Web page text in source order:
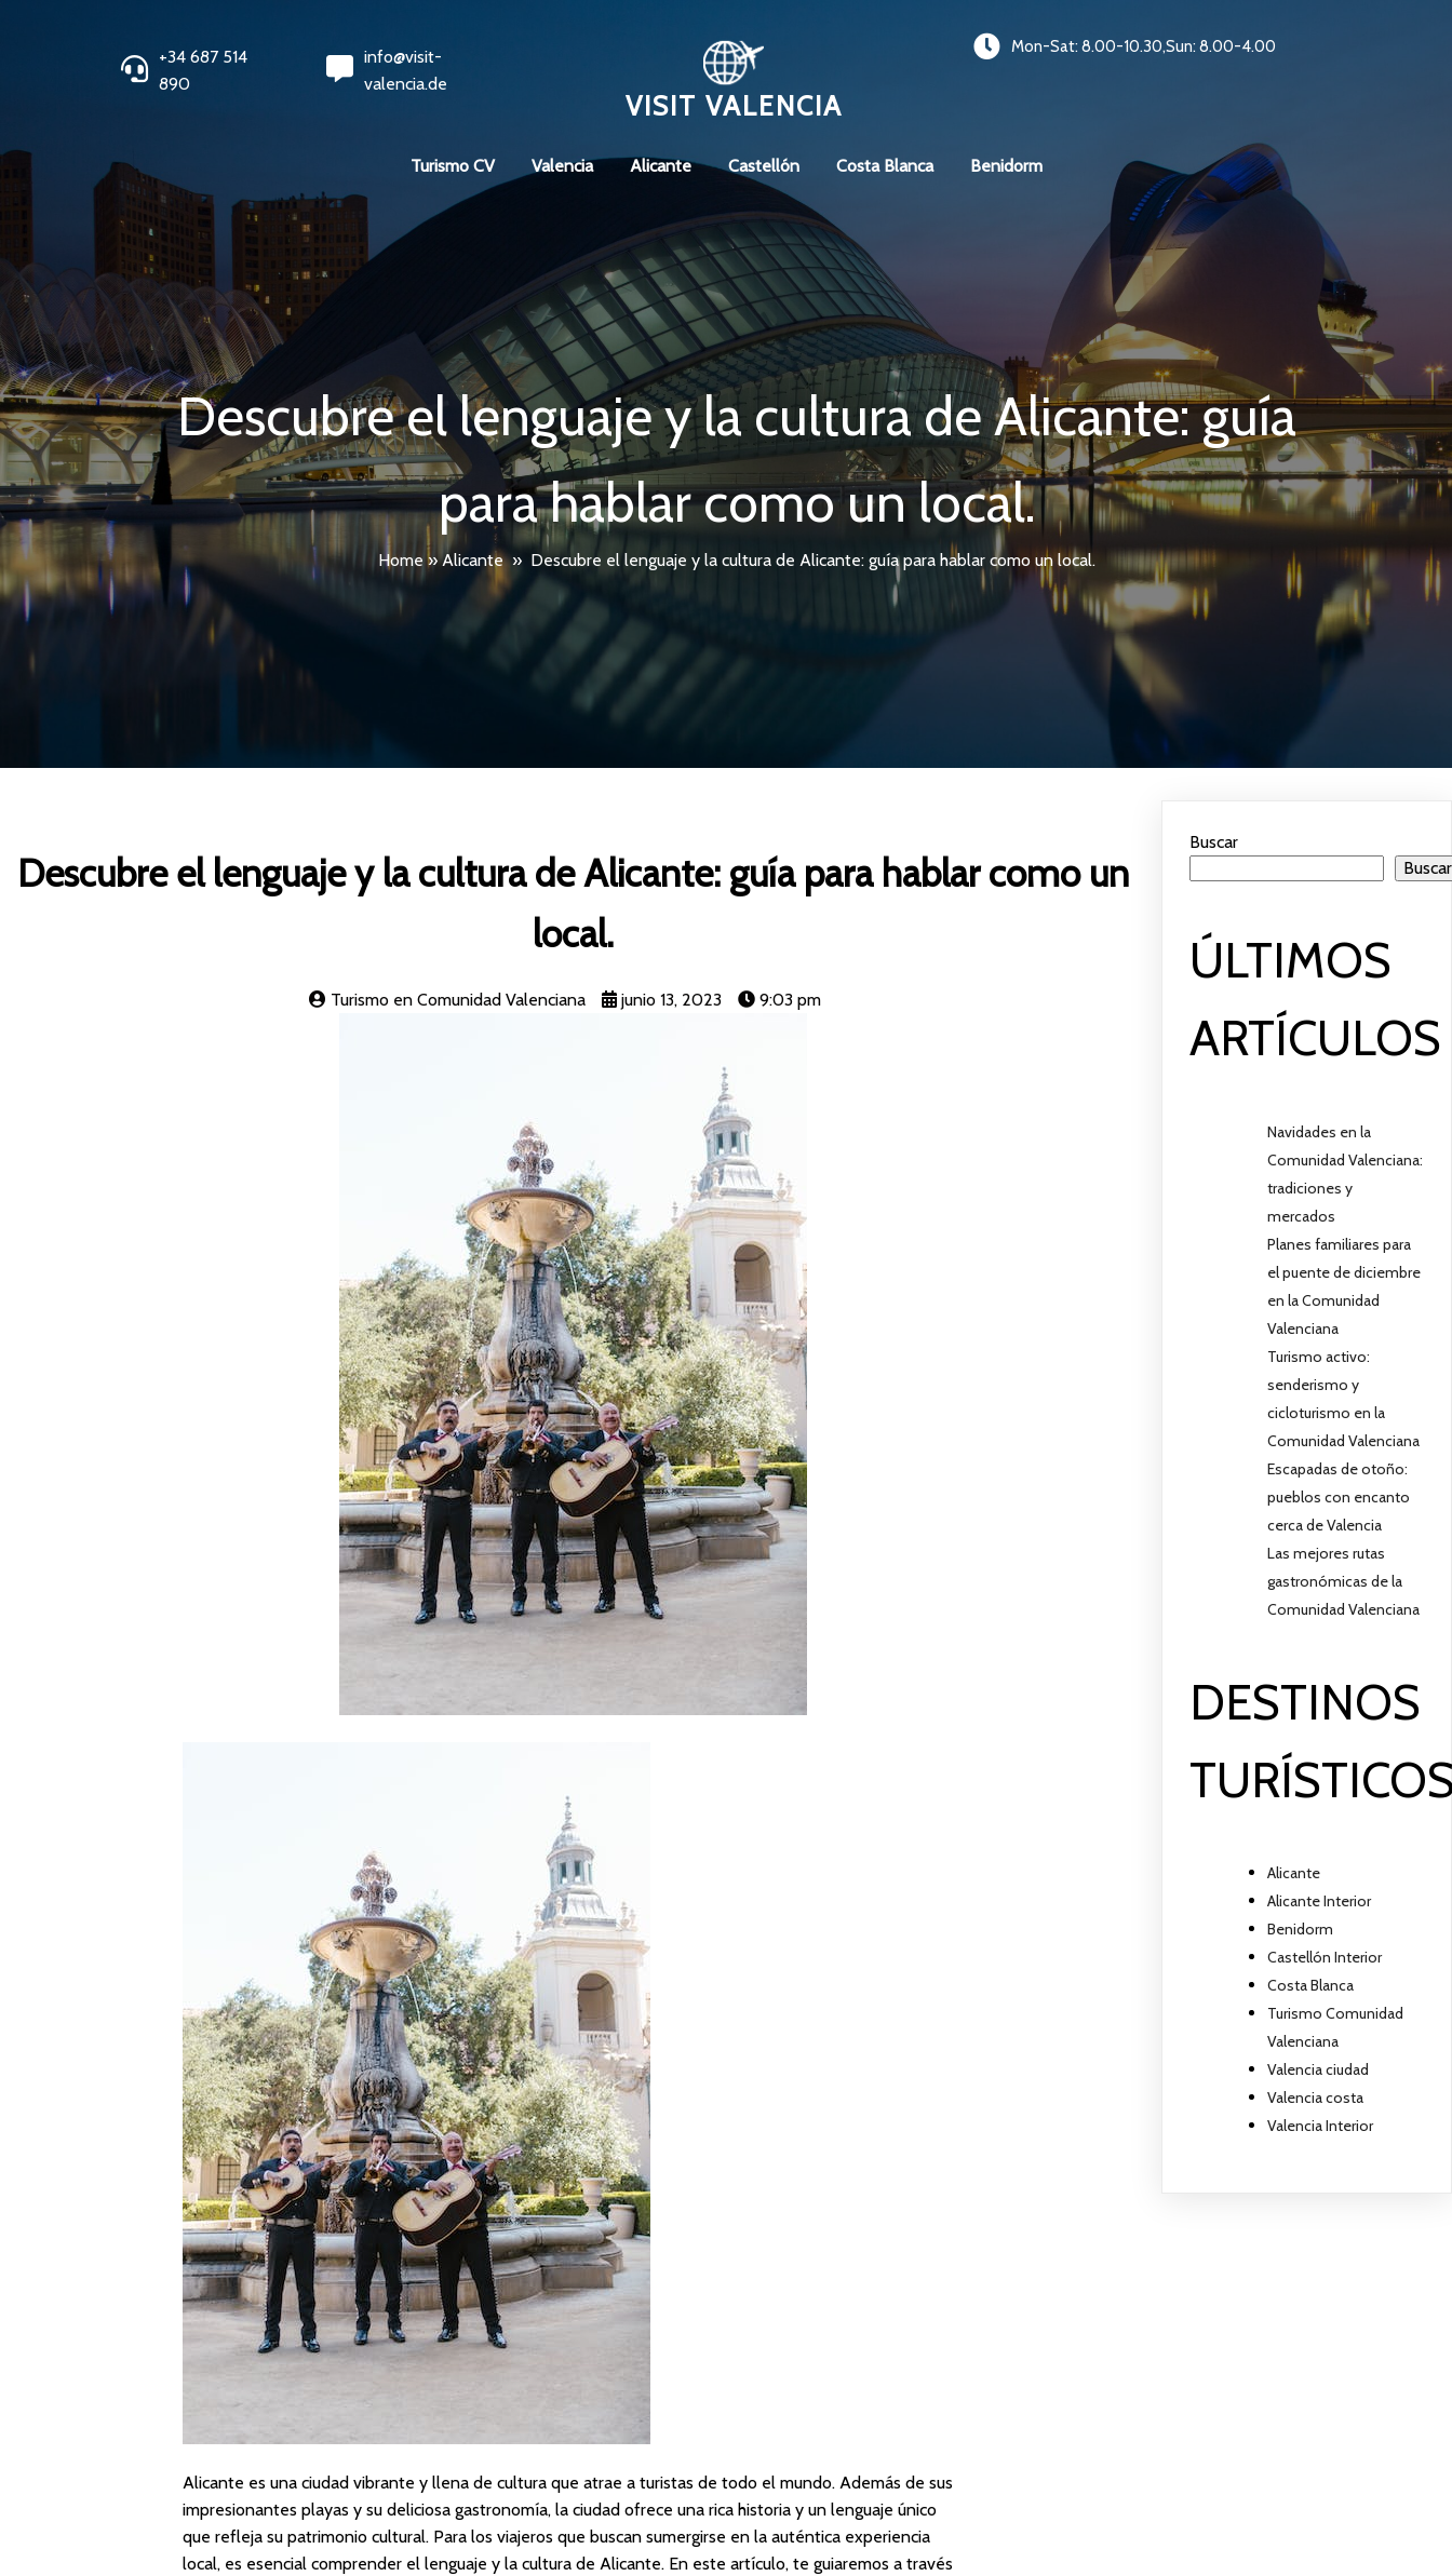
+34 687 514
890
info@visit-
valencia.de
VISIT VALENCIA
Mon-Sat: 8.00-10.30,Sun: 8.00-4.00
Turismo CV Valencia Alicante Castellón Costa Blanca Benidorm
Descubre el lenguaje y la cultura de Alicante: guía
para hablar como un local.
Home »Alicante » Descubre el lenguaje y la cultura de Alicante: guía para hablar como un local.
Descubre el lenguaje y la cultura de Alicante: guía para hablar como un
local.
Turismo en Comunidad Valenciana junio 13, 2023 9:03 pm
Alicante es una ciudad vibrante y llena de cultura que atrae a turistas de todo el mundo. Además de sus
impresionantes playas y su deliciosa gastronomía, la ciudad ofrece una rica historia y un lenguaje único
que refleja su patrimonio cultural. Para los viajeros que buscan sumergirse en la auténtica experiencia
local, es esencial comprender el lenguaje y la cultura de Alicante. En este artículo, te guiaremos a través
Buscar
Buscar
ÚLTIMOS
ARTÍCULOS
Navidades en la
Comunidad Valenciana:
tradiciones y
mercados
Planes familiares para
el puente de diciembre
en la Comunidad
Valenciana
Turismo activo:
senderismo y
cicloturismo en la
Comunidad Valenciana
Escapadas de otoño:
pueblos con encanto
cerca de Valencia
Las mejores rutas
gastronómicas de la
Comunidad Valenciana
DESTINOS
Alicante
Alicante Interior
Benidorm
Castellón Interior
Costa Blanca
Turismo Comunidad
Valenciana
Valencia ciudad
Valencia costa
Valencia Interior